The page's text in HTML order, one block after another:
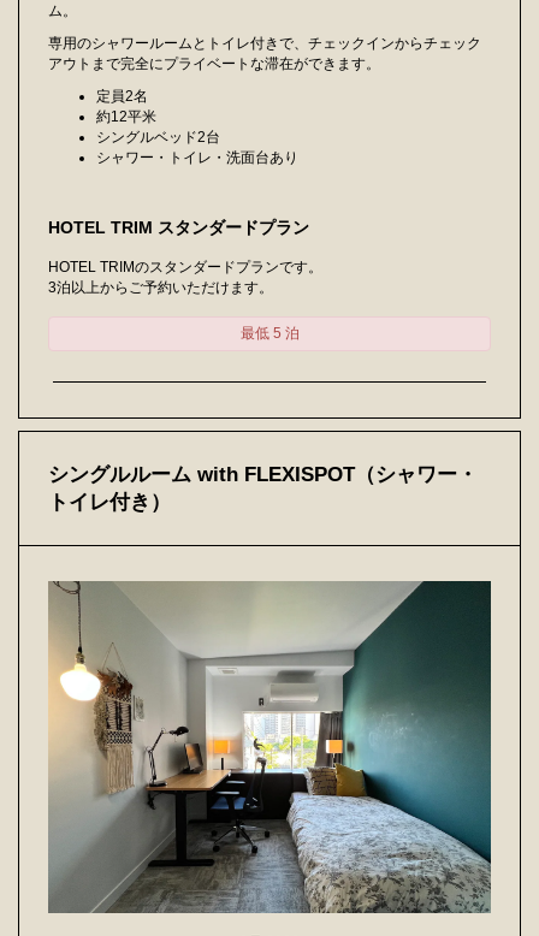
ム。
専用のシャワールームとトイレ付きで、チェックインからチェック
アウトまで完全にプライベートな滞在ができます。
定員2名
約12平米
シングルベッド2台
シャワー・トイレ・洗面台あり
HOTEL TRIM スタンダードプラン
HOTEL TRIMのスタンダードプランです。
3泊以上からご予約いただけます。
最低 5 泊
シングルルーム with FLEXISPOT（シャワー・
トイレ付き）